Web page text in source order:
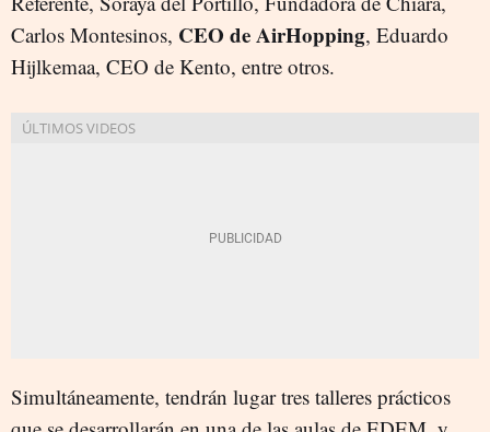
Carlos Montesinos, CEO de AirHopping, Eduardo
Hijlkemaa, CEO de Kento, entre otros.
Simultáneamente, tendrán lugar tres talleres prácticos